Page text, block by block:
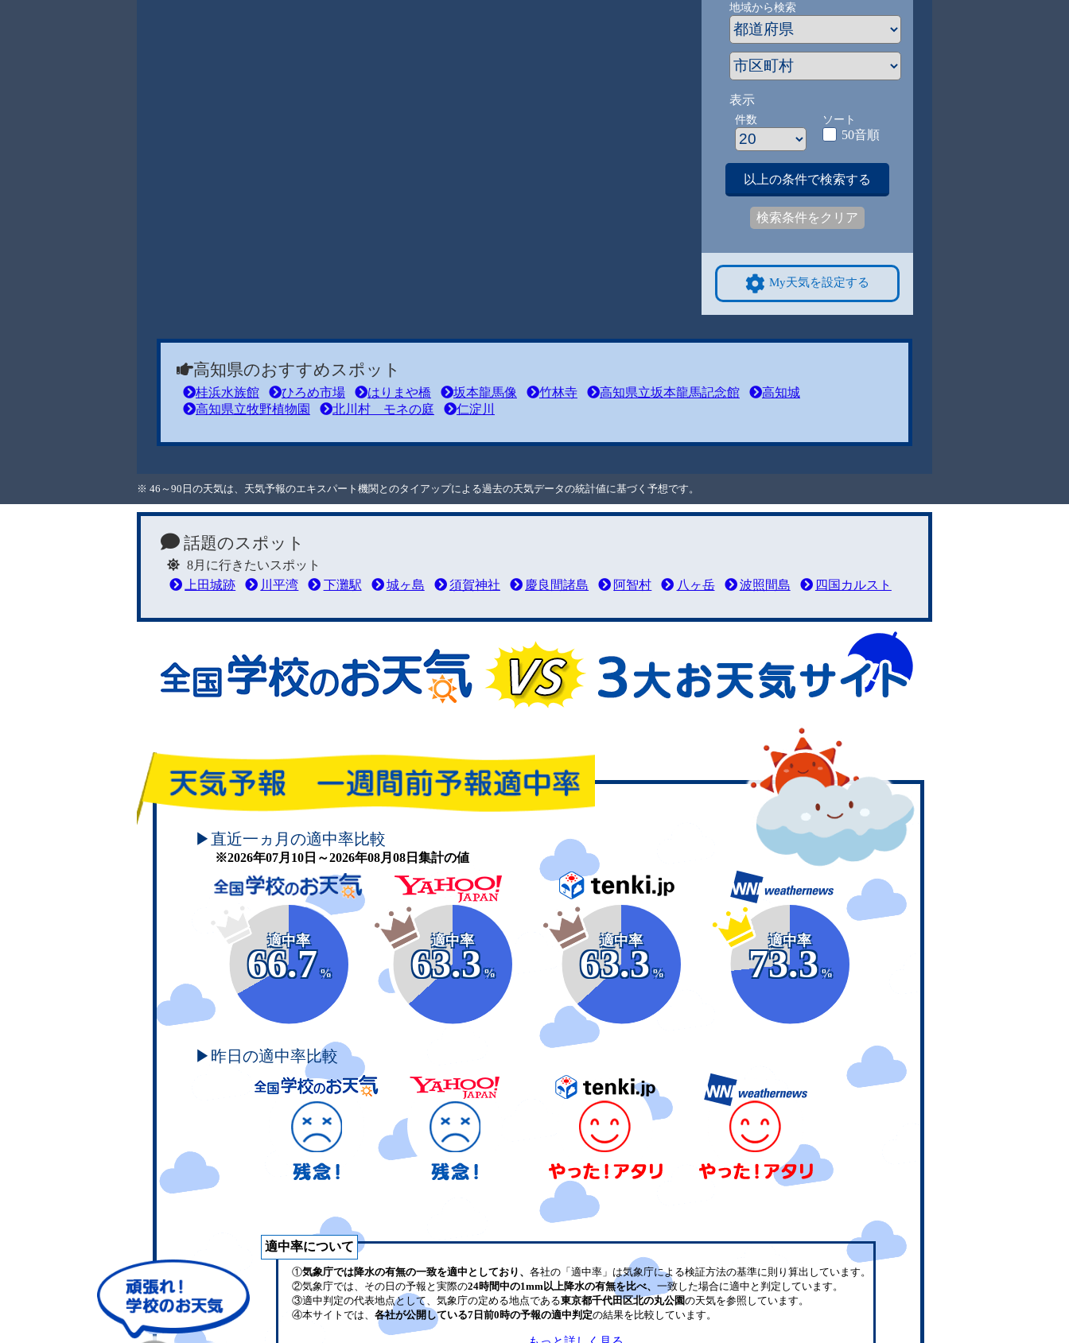
地域から検索
表示
件数 ソート
50音順
以上の条件で検索する
検索条件をクリア
My天気を設定する
高知県のおすすめスポット
桂浜水族館 ひろめ市場 はりまや橋 坂本龍馬像 竹林寺 高知県立坂本龍馬記念館
高知城
高知県立牧野植物園
北川村 モネの庭 仁淀川
※ 46～90日の天気は、天気予報のエキスパート機関とのタイアップによる過去の天気データの統計値に基づく予想です。
話題のスポット
8月に行きたいスポット
上田城跡
川平湾 下灘駅 城ヶ島 須賀神社 慶良間諸島 阿智村 八ヶ岳 波照間島 四国カルスト
頑張れ！学校のお天気
▶直近一ヵ月の適中率比較
※2026年07月10日～2026年08月08日集計の値
適中率
66.7
%
適中率
63.3
%
適中率
63.3
%
適中率
73.3
%
▶昨日の適中率比較
適中率について
①気象庁では降水の有無の一致を適中としており、 各社の「適中率」は気象庁による検証方法の基準に則り算出しています。
②気象庁では、その日の予報と実際の24時間中の1mm以上降水の有無を比べ、 一致した場合に適中と判定しています。
③適中判定の代表地点として、気象庁の定める地点である東京都千代田区北の丸公園の天気を参照しています。
④本サイトでは、 各社が公開している7日前0時の予報の適中判定の結果を比較しています。